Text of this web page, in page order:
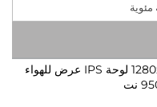
AUO 19 بوصة 1280x1024 SXGA TFT LCD لوحة IPS عرض للهواء